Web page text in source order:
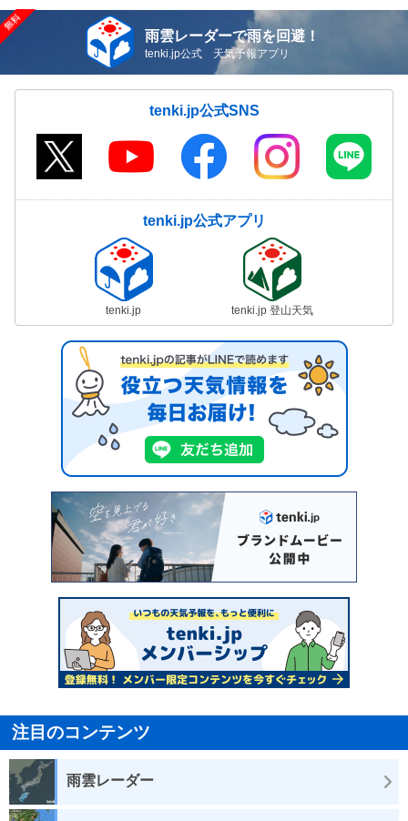
雨雲レーダーで雨を回避！
tenki.jp公式 天気予報アプリ
tenki.jp公式SNS
tenki.jp公式アプリ
tenki.jp tenki.jp 登山天気
注目のコンテンツ
雨雲レーダー